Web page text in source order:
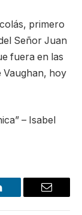
primero
Señor Juan
fuera en las
Vaughan, hoy
– Isabel
Email